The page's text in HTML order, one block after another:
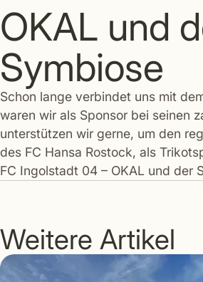
OKAL und
Symbiose
Schon lange verbindet uns mit
waren wir als Sponsor bei seinen
unterstützen wir gerne, um den
des FC Hansa Rostock, als
FC Ingolstadt 04 – OKAL und der
Weitere Artikel